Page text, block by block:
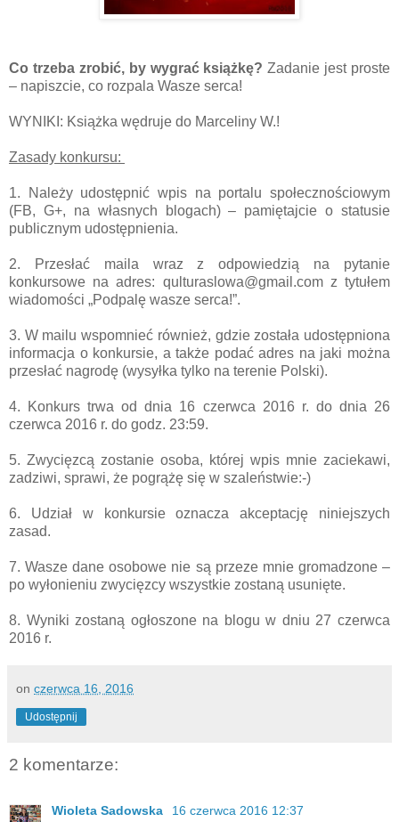
Co trzeba zrobić, by wygrać książkę? Zadanie jest proste
– napiszcie, co rozpala Wasze serca!
WYNIKI: Książka wędruje do Marceliny W.!
Zasady konkursu:
1. Należy udostępnić wpis na portalu społecznościowym
(FB, G+, na własnych blogach) – pamiętajcie o statusie
publicznym udostępnienia.
2. Przesłać maila wraz z odpowiedzią na pytanie
konkursowe na adres: qulturaslowa@gmail.com z tytułem
wiadomości „Podpalę wasze serca!”.
3. W mailu wspomnieć również, gdzie została udostępniona
informacja o konkursie, a także podać adres na jaki można
przesłać nagrodę (wysyłka tylko na terenie Polski).
4. Konkurs trwa od dnia 16 czerwca 2016 r. do dnia 26
czerwca 2016 r. do godz. 23:59.
5. Zwycięzcą zostanie osoba, której wpis mnie zaciekawi,
zadziwi, sprawi, że pogrążę się w szaleństwie:-)
6. Udział w konkursie oznacza akceptację niniejszych
zasad.
7. Wasze dane osobowe nie są przeze mnie gromadzone –
po wyłonieniu zwycięzcy wszystkie zostaną usunięte.
8. Wyniki zostaną ogłoszone na blogu w dniu 27 czerwca
2016 r.
on czerwca 16, 2016
Udostępnij
2 komentarze:
Wioleta Sadowska
16 czerwca 2016 12:37